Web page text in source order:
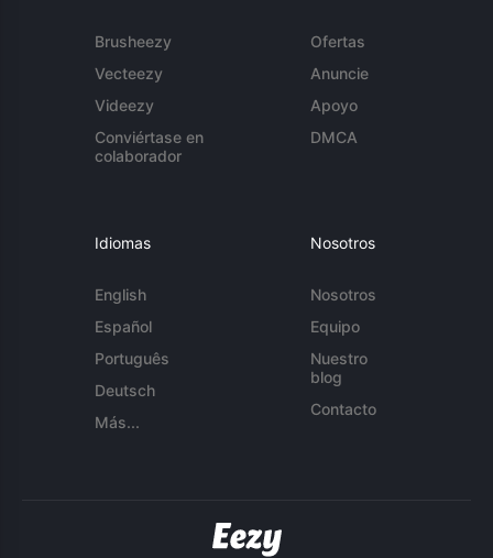
Brusheezy
Vecteezy
Videezy
Conviértase en
colaborador
Ofertas
Anuncie
Apoyo
DMCA
Idiomas
English
Español
Português
Deutsch
Más...
Nosotros
Nosotros
Equipo
Nuestro
blog
Contacto